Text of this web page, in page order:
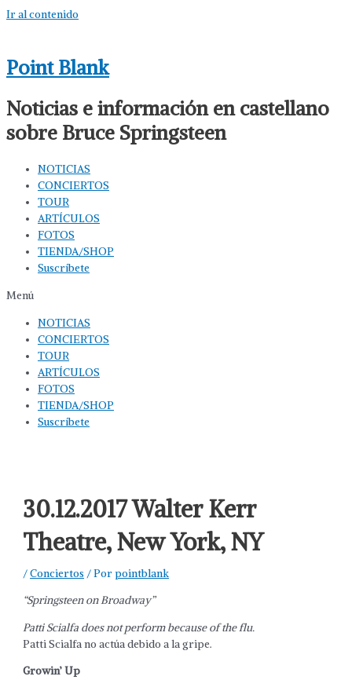
Ir al contenido
Point Blank
Noticias e información en castellano
sobre Bruce Springsteen
NOTICIAS
CONCIERTOS
TOUR
ARTÍCULOS
FOTOS
TIENDA/SHOP
Suscríbete
Menú
NOTICIAS
CONCIERTOS
TOUR
ARTÍCULOS
FOTOS
TIENDA/SHOP
Suscríbete
30.12.2017 Walter Kerr
Theatre, New York, NY
/Conciertos / Porpointblank
“Springsteen on Broadway”
Patti Scialfa does not perform because of the flu.
Patti Scialfa no actúa debido a la gripe.
Growin’ Up